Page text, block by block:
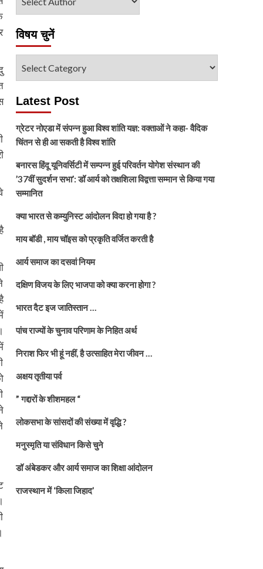
विषय चुनें
Latest Post
ग्रेटर नोएडा में संपन्न हुआ विश्व शांति यज्ञ: वक्ताओं ने कहा- वैदिक
चिंतन से ही आ सकती है विश्व शांति
बनारस हिंदू यूनिवर्सिटी में सम्पन्न हुई परिवर्तन योगेश संस्थान की
’37वीं सुदर्शन सभा’: डॉ आर्य को तक्षशिला विद्वत्ता सम्मान से किया गया
सम्मानित
क्या भारत से कम्युनिस्ट आंदोलन विदा हो गया है ?
माय बॉडी , माय चॉइस को प्रकृति वर्जित करती है
आर्य समाज का दसवां नियम
दक्षिण विजय के लिए भाजपा को क्या करना होगा ?
भारत दैट इज जातिस्तान …
पांच राज्यों के चुनाव परिणाम के निहित अर्थ
निराश फिर भी हूं नहीं, है उत्साहित मेरा जीवन …
अक्षय तृतीया पर्व
” गद्दारों के शीशमहल “
लोकसभा के सांसदों की संख्या में वृद्धि ?
मनुस्मृति या संविधान किसे चुने
डॉ अंबेडकर और आर्य समाज का शिक्षा आंदोलन
राजस्थान में ‘किला जिहाद’